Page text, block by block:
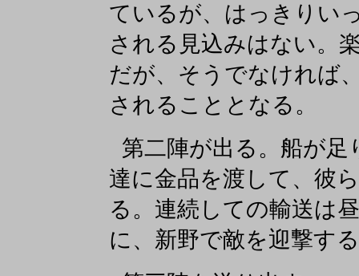
ているが、はっきりい
される見込みはない。
だが、そうでなければ
されることとなる。
第二陣が出る。船が
達に金品を渡して、彼
る。連続しての輸送は
に、新野で敵を迎撃す